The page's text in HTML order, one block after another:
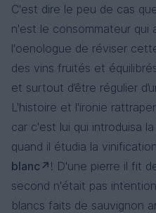
C'est dire le peu de cas
n'est le consommateur qui
l'oenologue de réviser
des vins fruités et
et surtout d’être régulier
L'histoire et l'ironie
car c'est lui qui introduisa
quand il étudia la
blanc
! D'une pierre il fit
second n'était pas
blancs faits de sauvignon